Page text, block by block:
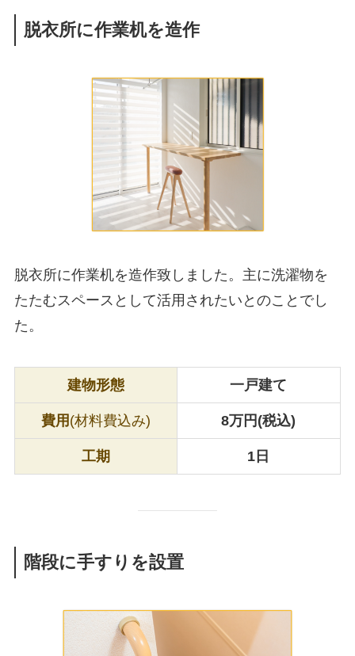
脱衣所に作業机を造作
脱衣所に作業机を造作致しました。主に洗濯物を
たたむスペースとして活用されたいとのことでし
た。
建物形態 一戸建て
費用 (材料費込み) 8万円(税込)
工期 1日
階段に手すりを設置